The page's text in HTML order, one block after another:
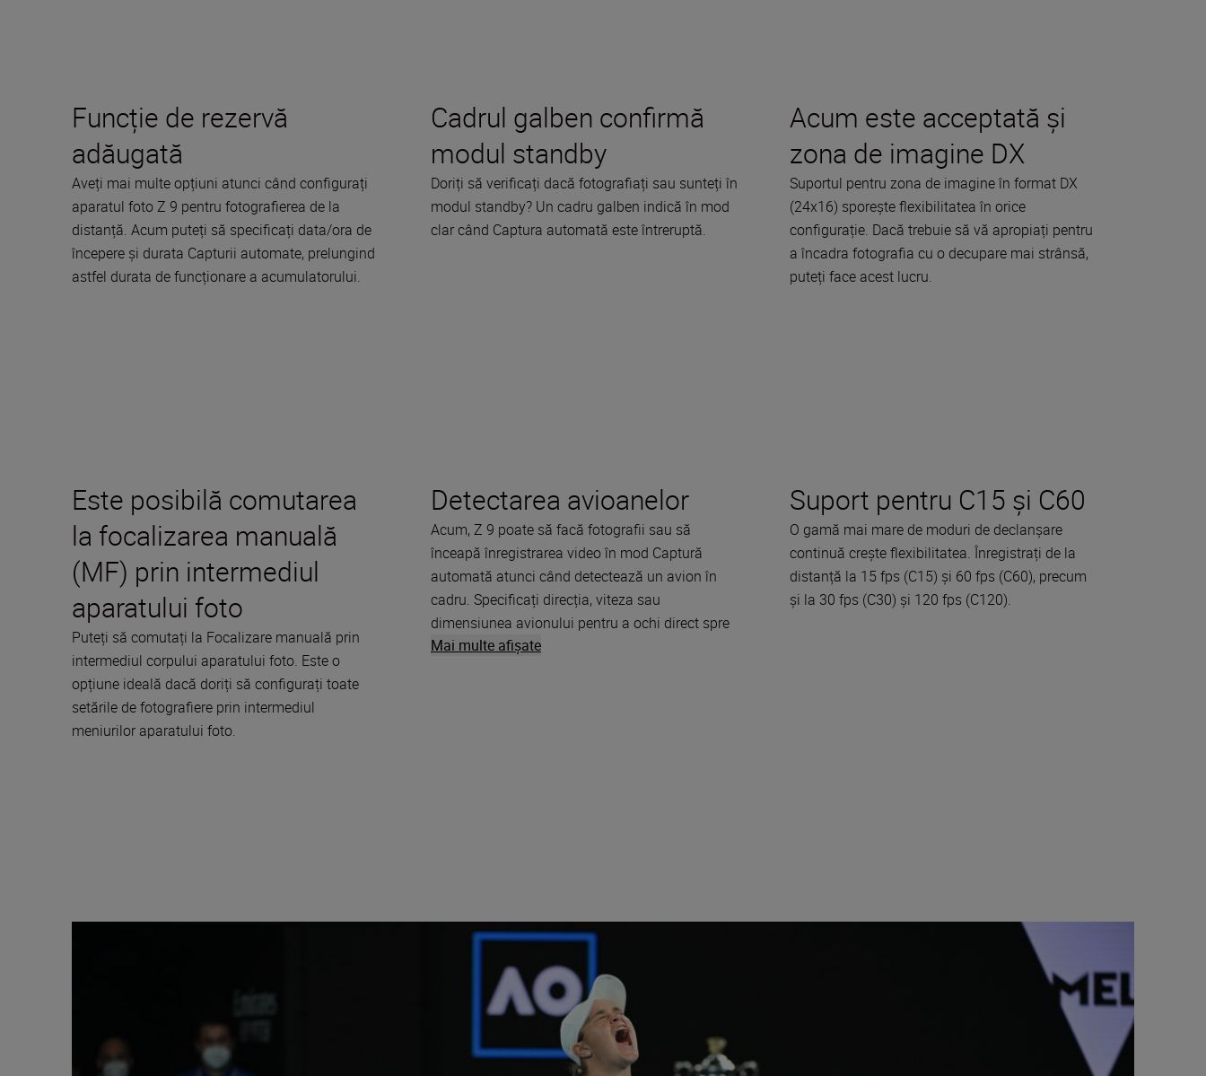
Funcție de rezervă
adăugată
Aveți mai multe opțiuni atunci când configurați
aparatul foto Z 9 pentru fotografierea de la
distanță. Acum puteți să specificați data/ora de
începere și durata Capturii automate, prelungind
astfel durata de funcționare a acumulatorului.
Cadrul galben confirmă
modul standby
Doriți să verificați dacă fotografiați sau sunteți în
modul standby? Un cadru galben indică în mod
clar când Captura automată este întreruptă.
Acum este acceptată și
zona de imagine DX
Suportul pentru zona de imagine în format DX
(24x16) sporește flexibilitatea în orice
configurație. Dacă trebuie să vă apropiați pentru
a încadra fotografia cu o decupare mai strânsă,
puteți face acest lucru.
Este posibilă comutarea
la focalizarea manuală
(MF) prin intermediul
aparatului foto
Puteți să comutați la Focalizare manuală prin
intermediul corpului aparatului foto. Este o
opțiune ideală dacă doriți să configurați toate
setările de fotografiere prin intermediul
meniurilor aparatului foto.
Detectarea avioanelor
Acum, Z 9 poate să facă fotografii sau să
înceapă înregistrarea video în mod Captură
automată atunci când detectează un avion în
cadru. Specificați direcția, viteza sau
dimensiunea avionului pentru a ochi direct spre
cadrul corect.
Mai multe afişate
Suport pentru C15 și C60
O gamă mai mare de moduri de declanșare
continuă crește flexibilitatea. Înregistrați de la
distanță la 15 fps (C15) și 60 fps (C60), precum
și la 30 fps (C30) și 120 fps (C120).